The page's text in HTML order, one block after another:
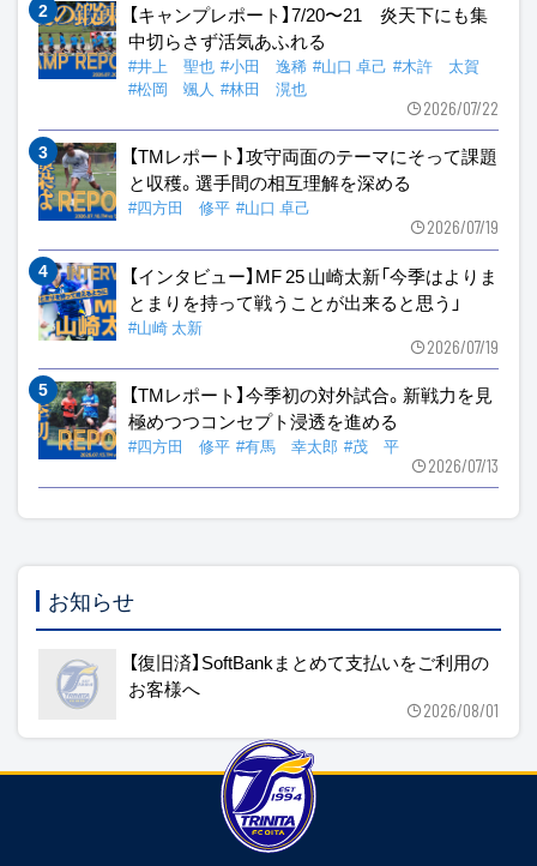
【キャンプレポート】7/20〜21 炎天下にも集
中切らさず活気あふれる
#井上 聖也 #小田 逸稀 #山口 卓己 #木許 太賀
#松岡 颯人 #林田 滉也
2026/07/22
【TMレポート】攻守両面のテーマにそって課題
と収穫。選手間の相互理解を深める
#四方田 修平 #山口 卓己
2026/07/19
【インタビュー】MF 25 山崎太新「今季はよりま
とまりを持って戦うことが出来ると思う」
#山崎 太新
2026/07/19
【TMレポート】今季初の対外試合。新戦力を見
極めつつコンセプト浸透を進める
#四方田 修平 #有馬 幸太郎 #茂 平
2026/07/13
お知らせ
【復旧済】SoftBankまとめて支払いをご利用の
お客様へ
2026/08/01